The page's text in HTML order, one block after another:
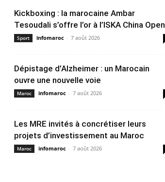
Kickboxing : la marocaine Ambar
Tesoudali s’offre l’or à l’ISKA China Open
Sport infomaroc - 7 août 2026
Dépistage d’Alzheimer : un Marocain
ouvre une nouvelle voie
Maroc infomaroc - 7 août 2026
Les MRE invités à concrétiser leurs
projets d’investissement au Maroc
Maroc infomaroc - 7 août 2026